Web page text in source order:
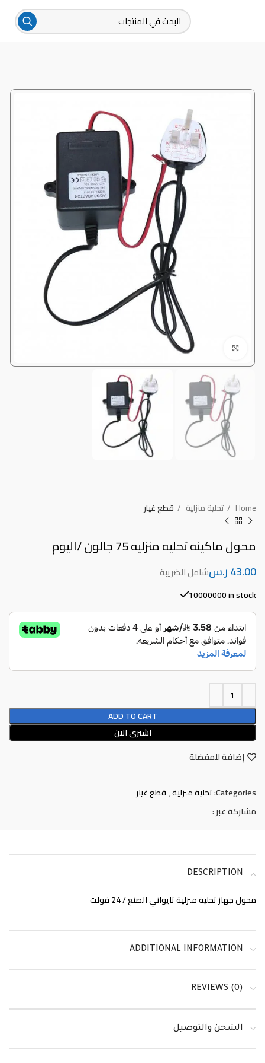
Click to enlarge
Home تحلية منزلية قطع غيار
محول ماكينه تحليه منزليه 75 جالون /اليوم
ر.س
10000000 in stock
ADD TO CART
اشترى الان
إضافة للمفضلة
Categories: تحلية منزلية, قطع غيار
مشاركة عبر :
DESCRIPTION
محول جهاز تحلية منزلية تايواني الصنع / 24 فولت
ADDITIONAL INFORMATION
REVIEWS (0)
الشحن والتوصيل